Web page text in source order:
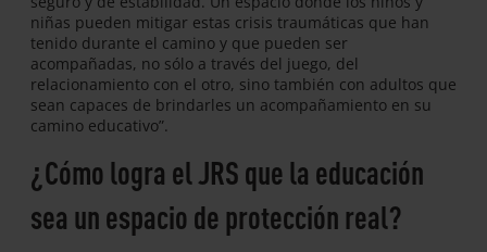
niñas pueden mitigar estas crisis traumáticas que han
tenido durante el camino y que pueden ser
acompañadas, no sólo a través del juego, del
relacionamiento con el otro, sino también con adultos que
sean capaces de brindarles un acompañamiento en su
camino educativo”.
¿Cómo logra el JRS que la educación
sea un espacio de protección real?